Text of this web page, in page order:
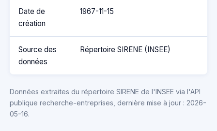
Date de
création
1967-11-15
Source des
données
Répertoire SIRENE (INSEE)
Données extraites du répertoire SIRENE de l'INSEE via l'API
publique recherche-entreprises, dernière mise à jour : 2026-
05-16.